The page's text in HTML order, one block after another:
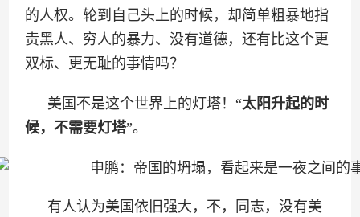
的人权。轮到自己头上的时候，却简单粗暴地指
责黑人、穷人的暴力、没有道德，还有比这个更
双标、更无耻的事情吗？
美国不是这个世界上的灯塔！“太阳升起的时
候，不需要灯塔”。
有人认为美国依旧强大，不，同志，没有美